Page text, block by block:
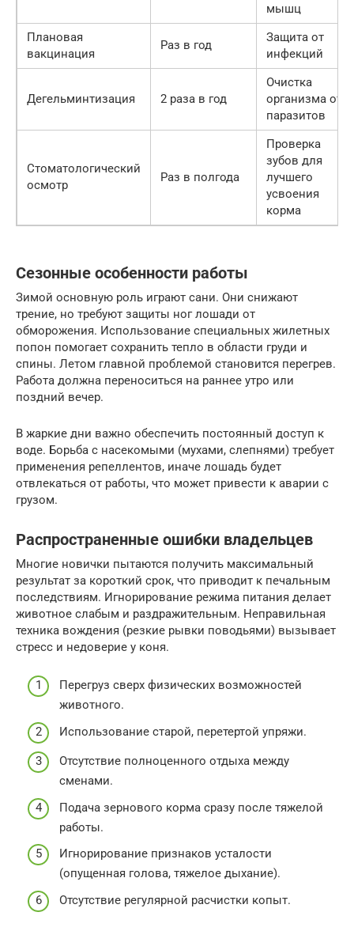
мышц
Плановая
вакцинация
Раз в год
Защита от
инфекций
Дегельминтизация 2 раза в год
Очистка
организма от
паразитов
Стоматологический
осмотр
Раз в полгода
Проверка
зубов для
лучшего
усвоения
корма
Сезонные особенности работы
Зимой основную роль играют сани. Они снижают
трение, но требуют защиты ног лошади от
обморожения. Использование специальных жилетных
попон помогает сохранить тепло в области груди и
спины. Летом главной проблемой становится перегрев.
Работа должна переноситься на раннее утро или
поздний вечер.
В жаркие дни важно обеспечить постоянный доступ к
воде. Борьба с насекомыми (мухами, слепнями) требует
применения репеллентов, иначе лошадь будет
отвлекаться от работы, что может привести к аварии с
грузом.
Распространенные ошибки владельцев
Многие новички пытаются получить максимальный
результат за короткий срок, что приводит к печальным
последствиям. Игнорирование режима питания делает
животное слабым и раздражительным. Неправильная
техника вождения (резкие рывки поводьями) вызывает
стресс и недоверие у коня.
Перегруз сверх физических возможностей
животного.
Использование старой, перетертой упряжи.
Отсутствие полноценного отдыха между
сменами.
Подача зернового корма сразу после тяжелой
работы.
Игнорирование признаков усталости
(опущенная голова, тяжелое дыхание).
Отсутствие регулярной расчистки копыт.